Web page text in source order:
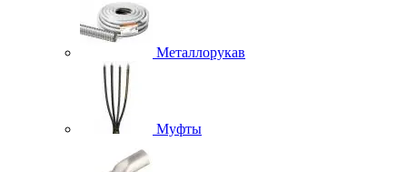
Металлорукав
Муфты